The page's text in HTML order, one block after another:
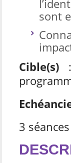
sont
Cible(s)
3